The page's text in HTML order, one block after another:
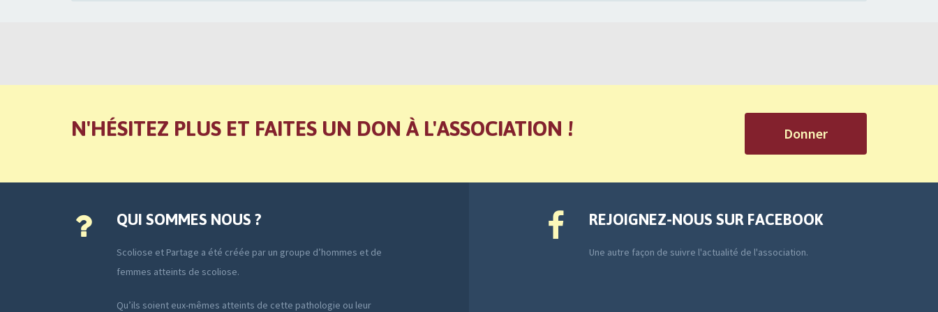
N'HÉSITEZ PLUS ET FAITES UN DON À L'ASSOCIATION ! Donner
QUI SOMMES NOUS ?
Scoliose et Partage a été créée par un groupe d’hommes et de
femmes atteints de scoliose.
Qu’ils soient eux-mêmes atteints de cette pathologie ou leur
REJOIGNEZ-NOUS SUR FACEBOOK
Une autre façon de suivre l'actualité de l'association.